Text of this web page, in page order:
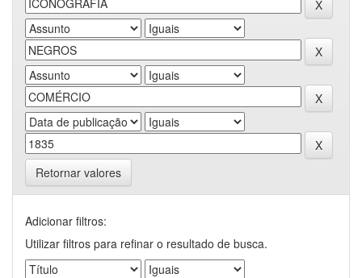
Retornar valores
Adicionar filtros:
Utilizar filtros para refinar o resultado de busca.